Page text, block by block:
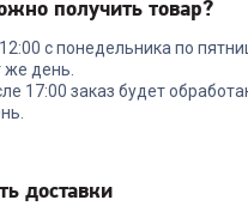
7 пр
RONDELL RD-
предметов
3 999₽
получить товар?
с понедельника по
же день.
17:00 заказ будет
доставки